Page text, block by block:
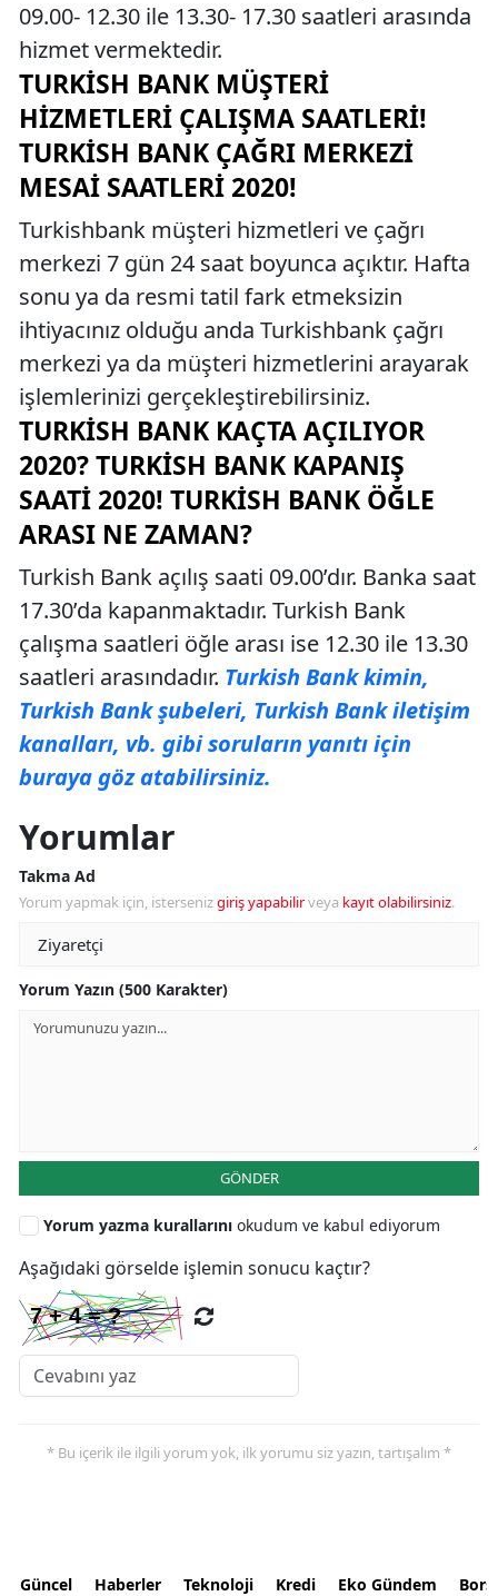
09.00- 12.30 ile 13.30- 17.30 saatleri arasında
hizmet vermektedir.
TURKISH BANK MÜŞTERI
HIZMETLERI ÇALIŞMA SAATLERI!
TURKISH BANK ÇAĞRI MERKEZI
MESAI SAATLERI 2020!
Turkishbank müşteri hizmetleri ve çağrı
merkezi 7 gün 24 saat boyunca açıktır. Hafta
sonu ya da resmi tatil fark etmeksizin
ihtiyacınız olduğu anda Turkishbank çağrı
merkezi ya da müşteri hizmetlerini arayarak
işlemlerinizi gerçekleştirebilirsiniz.
TURKISH BANK KAÇTA AÇILIYOR
2020? TURKISH BANK KAPANIŞ
SAATI 2020! TURKISH BANK ÖĞLE
ARASI NE ZAMAN?
Turkish Bank açılış saati 09.00’dır. Banka saat
17.30’da kapanmaktadır. Turkish Bank
çalışma saatleri öğle arası ise 12.30 ile 13.30
saatleri arasındadır. Turkish Bank kimin,
Turkish Bank şubeleri, Turkish Bank iletişim
kanalları, vb. gibi soruların yanıtı için
buraya göz atabilirsiniz.
Yorumlar
Takma Ad
Yorum yapmak için, istersenizgiriş yapabilirveya kayıt olabilirsiniz.
Yorum Yazın (500 Karakter)
GÖNDER
Yorum yazma kurallarını okudum ve kabul ediyorum
Aşağıdaki görselde işlemin sonucu kaçtır?
* Bu içerik ile ilgili yorum yok, ilk yorumu siz yazın, tartışalım *
Güncel Haberler Teknoloji Kredi Eko Gündem